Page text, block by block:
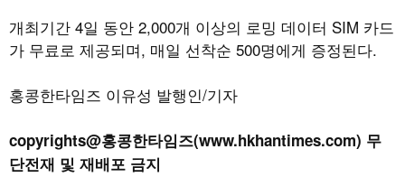
개최기간 4일 동안 2,000개 이상의 로밍 데이터 SIM 카드
가 무료로 제공되며, 매일 선착순 500명에게 증정된다.
홍콩한타임즈 이유성 발행인/기자
copyrights@홍콩한타임즈(www.hkhantimes.com) 무
단전재 및 재배포 금지